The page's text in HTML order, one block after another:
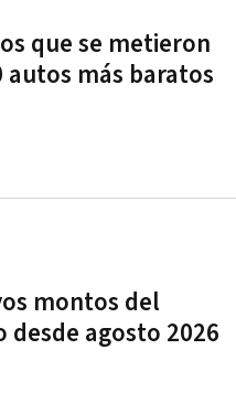
que se metieron
autos más baratos
montos del
agosto 2026